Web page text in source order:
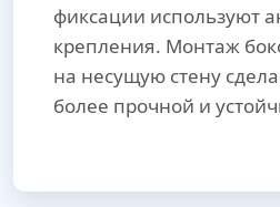
фиксации используют
крепления. Монтаж
на несущую стену
более прочной и